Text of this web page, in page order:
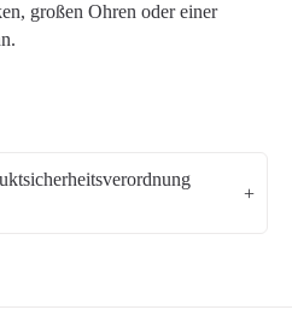
großen Ohren oder einer